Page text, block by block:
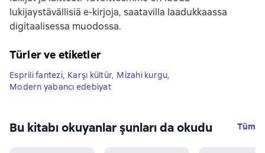
lukijaystävällisiä e-kirjoja, saatavilla laadukkaassa
digitaalisessa muodossa.
Türler ve etiketler
Esprili fantezi, Karşı kültür, Mizahi kurgu,
Modern yabancı edebiyat
Bu kitabı okuyanlar şunları da okudu Tüm